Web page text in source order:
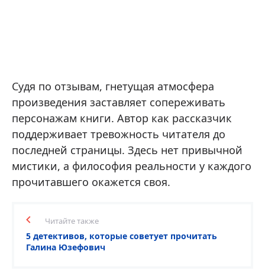
Судя по отзывам, гнетущая атмосфера
произведения заставляет сопереживать
персонажам книги. Автор как рассказчик
поддерживает тревожность читателя до
последней страницы. Здесь нет привычной
мистики, а философия реальности у каждого
прочитавшего окажется своя.
Читайте также
5 детективов, которые советует прочитать
Галина Юзефович